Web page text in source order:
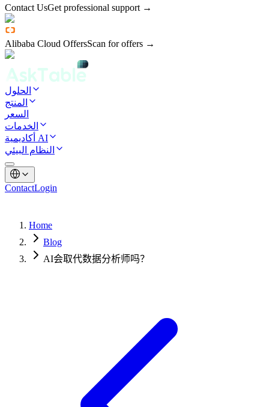
Contact UsGet professional support →
Alibaba Cloud OffersScan for offers →
الحلول
المنتج
السعر
الخدمات
أكاديمية AI
النظام البيئي
ContactLogin
Home
Blog
AI会取代数据分析师吗？